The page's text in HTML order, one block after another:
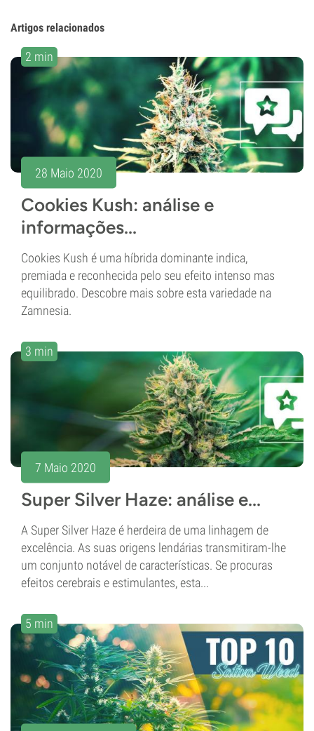
Artigos relacionados
2 min
28 Maio 2020
Cookies Kush: análise e
informações...
Cookies Kush é uma híbrida dominante indica,
premiada e reconhecida pelo seu efeito intenso mas
equilibrado. Descobre mais sobre esta variedade na
Zamnesia.
3 min
7 Maio 2020
Super Silver Haze: análise e...
A Super Silver Haze é herdeira de uma linhagem de
excelência. As suas origens lendárias transmitiram-lhe
um conjunto notável de características. Se procuras
efeitos cerebrais e estimulantes, esta...
5 min